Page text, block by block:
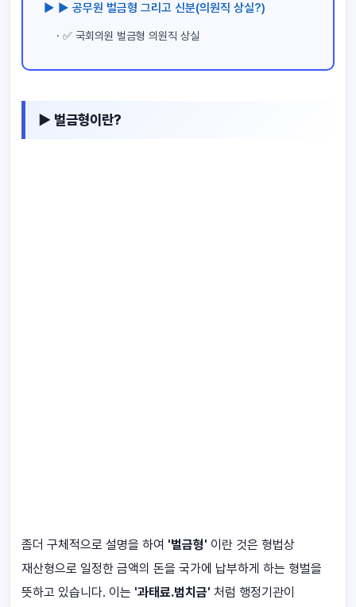
▶ ▶ 공무원 벌금형 그리고 신분(의원직 상실?)
· ✅ 국회의원 벌금형 의원직 상실
▶ 벌금형이란?
좀더 구체적으로 설명을 하여 '벌금형' 이란 것은 형법상
재산형으로 일정한 금액의 돈을 국가에 납부하게 하는 형벌을
뜻하고 있습니다. 이는 '과태료.범치금' 처럼 행정기관이